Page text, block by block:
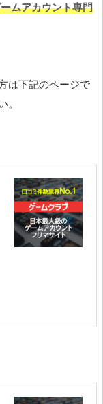
ムアカウント専門
は下記のページで